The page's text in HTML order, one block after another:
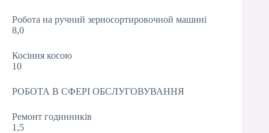
Робота на ручний зерносортировочной машині
8,0
Косіння косою
10
РОБОТА В СФЕРІ ОБСЛУГОВУВАННЯ
Ремонт годинників
1,5